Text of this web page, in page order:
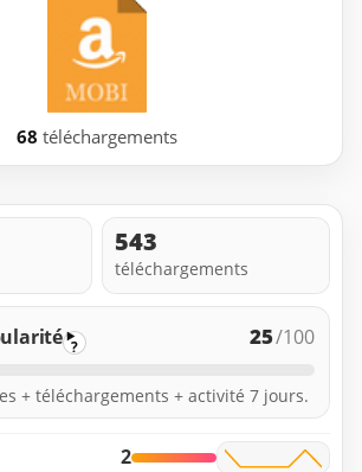
68 téléchargements
543
téléchargements
? 25/100
+ téléchargements + activité 7 jours.
2